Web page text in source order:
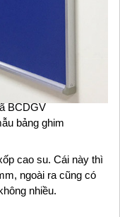
BCDGV
bảng ghim
cao su. Cái này thì
ngoài ra cũng có
nhiều.